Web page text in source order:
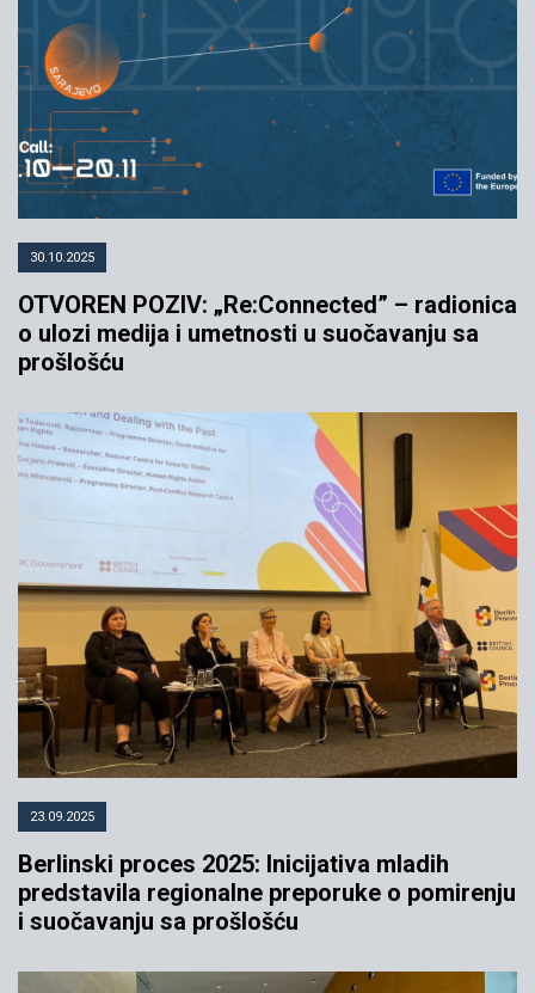
Priboj- Put suočenja sa prošlošću
21.07.2004 YIHR
30.10.2025
OTVOREN POZIV: „Re:Connected” – radionica
o ulozi medija i umetnosti u suočavanju sa
prošlošću
23.09.2025
Berlinski proces 2025: Inicijativa mladih
predstavila regionalne preporuke o pomirenju
i suočavanju sa prošlošću